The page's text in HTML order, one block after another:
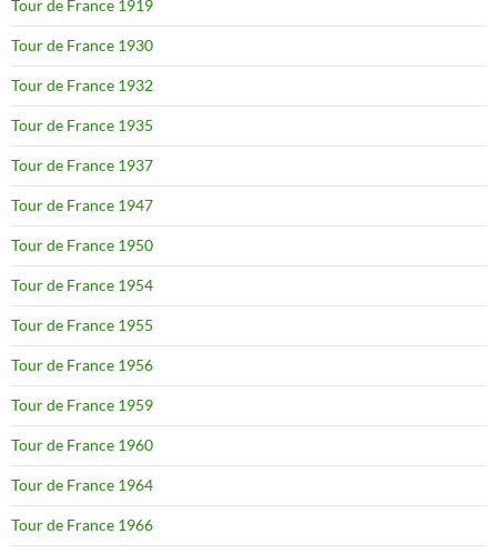
Tour de France 1919
Tour de France 1930
Tour de France 1932
Tour de France 1935
Tour de France 1937
Tour de France 1947
Tour de France 1950
Tour de France 1954
Tour de France 1955
Tour de France 1956
Tour de France 1959
Tour de France 1960
Tour de France 1964
Tour de France 1966